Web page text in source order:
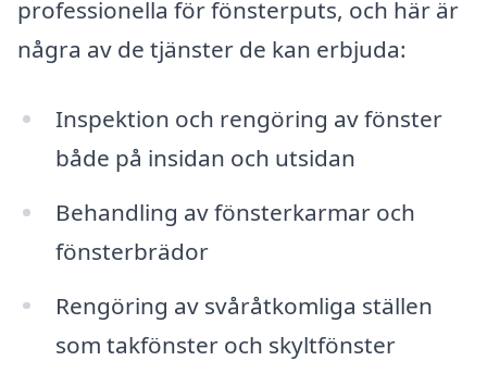
professionella för fönsterputs, och här är
några av de tjänster de kan erbjuda:
Inspektion och rengöring av fönster
både på insidan och utsidan
Behandling av fönsterkarmar och
fönsterbrädor
Rengöring av svåråtkomliga ställen
som takfönster och skyltfönster